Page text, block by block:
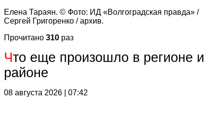
Елена Тараян. © Фото: ИД «Волгоградская правда» /
Сергей Григоренко / архив.
Прочитано 310 раз
Что еще произошло в регионе и
районе
08 августа 2026 | 07:42